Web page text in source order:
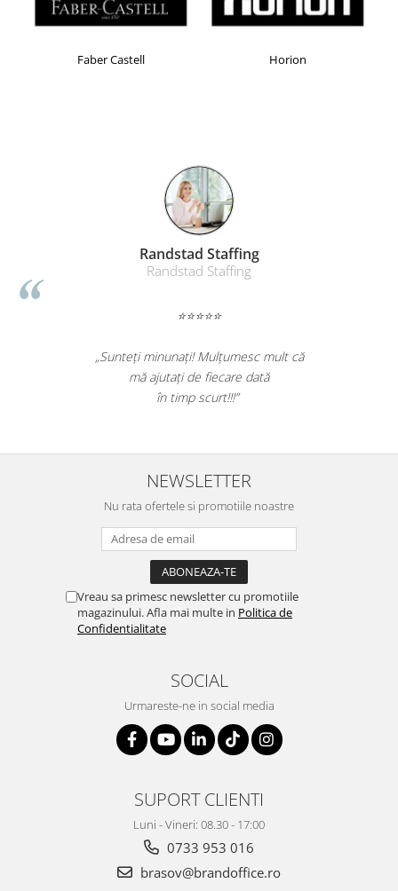
Sisteme de afisare
Cabluri si conectivitate
Incarcatoare wireless
Baterii externe - Powerbanks
Accesorii localizare (FindMy)
Standuri PC si suporturi
Suporturi si huse telefoane &
Periferice PC si accesorii
Boxe portabile
Accesorii mobilier
Calculatoare de birou
Distrugatoare documente
Cosuri de gunoi pentru birou
Scaune, birouri si produse
Faber Castell Horion
Randstad Staffing
Randstad Staffing
⭐⭐⭐⭐⭐
„Sunteți minunați! Mulțumesc mult că
mă ajutați de fiecare dată
în timp scurt!!!”
NEWSLETTER
Nu rata ofertele si promotiile noastre
Vreau sa primesc newsletter cu promotiile
magazinului. Afla mai multe in Politica de
Confidentialitate
SOCIAL
Urmareste-ne in social media
SUPORT CLIENTI
Luni - Vineri: 08.30 - 17:00
0733 953 016
brasov@brandoffice.ro